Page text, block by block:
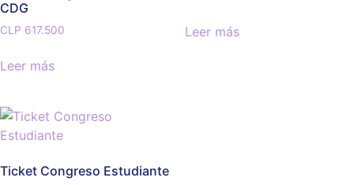
CDG
CLP 617.500
Leer más
Leer más
Ticket Congreso Estudiante